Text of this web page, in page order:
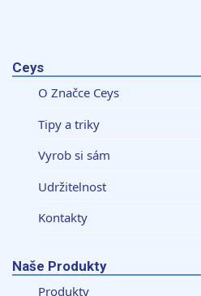
Ceys
O Značce Ceys
Tipy a triky
Vyrob si sám
Udržitelnost
Kontakty
Naše Produkty
Produkty